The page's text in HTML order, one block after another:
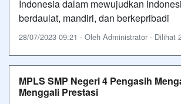
Indonesia dalam mewujudkan
berdaulat, mandiri, dan berkepribadi
28/07/2023 09:21 - Oleh Administrator - Dilihat
MPLS SMP Negeri 4 Pengasih
Menggali Prestasi